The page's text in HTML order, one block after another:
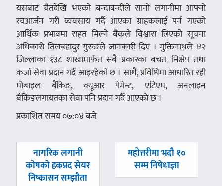
यसबाट चैतदेखि भएको बन्दाबन्दीले सानो लगानीमा आफ्नो
स्वआर्जन गरी व्यवसाय गर्दै आएका ग्राहकलाई पर्न गएको
आर्थिक प्रभावमा राहत मिल्ने बैंकले विश्वास लिएको सूचना
अधिकारी तिलबहादुर गुरुङले जानकारी दिए । मुक्तिनाथले ४२
जिल्लाका १३८ शाखामार्फत सबै प्रकारका बचत, निक्षेप तथा
कर्जा सेवा प्रदान गर्दै आइरहेको छ । साथै, प्रविधिमा आधारित रही
मोबाइल बैंकिङ, क्यूआर पेमेन्ट, एटिएम, अनलाइन
बैंकिङलगायतका सेवा पनि प्रदान गर्दै आएको छ ।
प्रकाशित समय ०७:०४ बजे
पछिल्लाे
-
नागरिक लगानी
कोषको हकप्रद सेयर
निष्कासन सम्झौता
अघिल्लाे
महोत्तरीमा भदौ १०
सम्म निषेधाज्ञा